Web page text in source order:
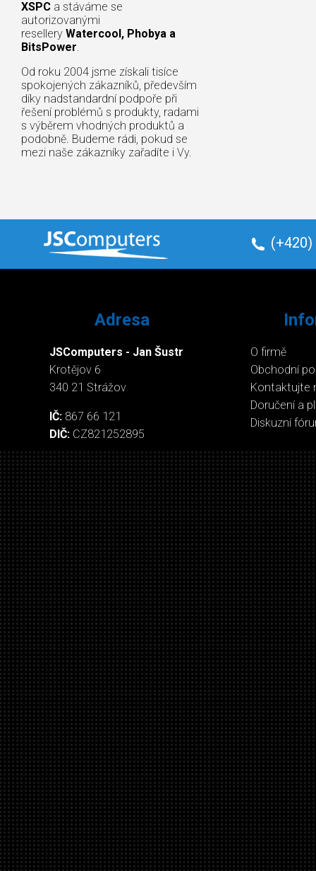
XSPC a stáváme se
autorizovanými
resellery Watercool, Phobya a
BitsPower.
Od roku 2004 jsme získali tisíce
spokojených zákazníků, především
díky nadstandardní podpoře při
řešení problémů s produkty, radami
s výběrem vhodných produktů a
podobně. Budeme rádi, pokud se
mezi naše zákazníky zařadíte i Vy.
(+420)
Adresa
JSComputers - Jan Šustr
Krotějov 6
340 21 Strážov
IČ: 867 66 121
DIČ: CZ821252895
O firmě
Obchodní
Kontaktujte
Doručení a
Diskuzní